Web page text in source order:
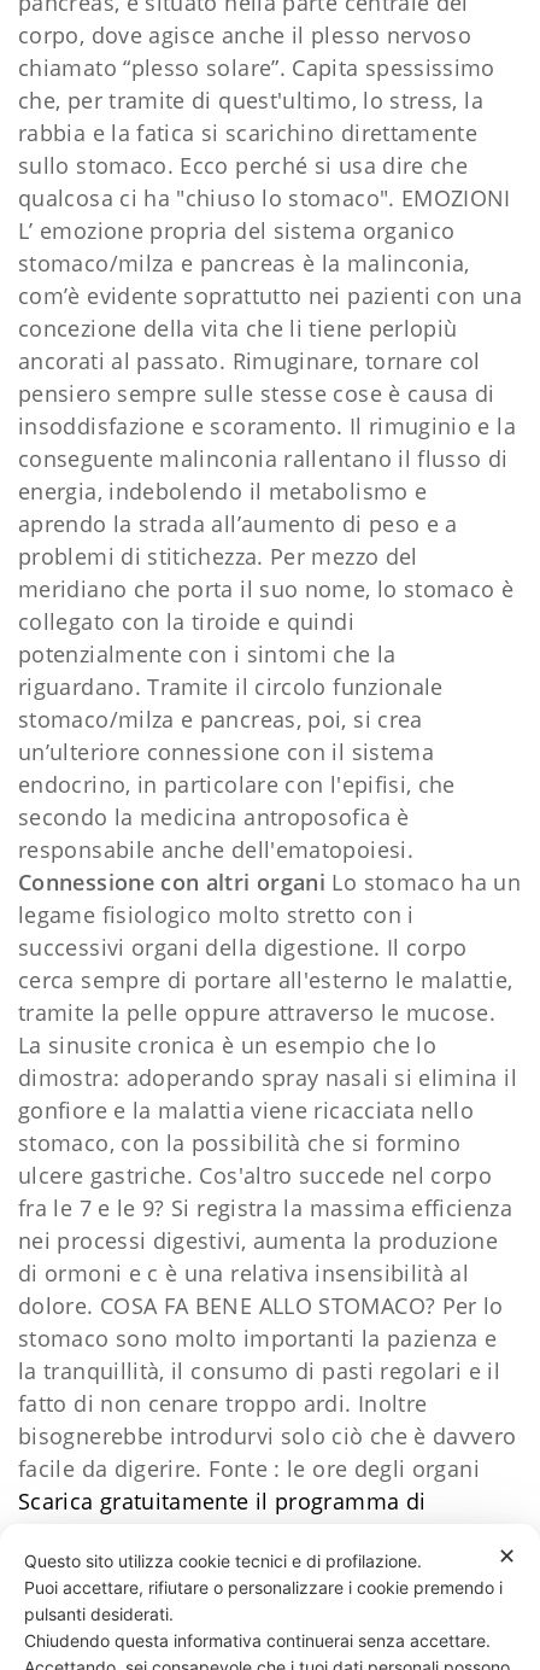
corpo, dove agisce anche il plesso nervoso
chiamato “plesso solare”. Capita spessissimo
che, per tramite di quest'ultimo, lo stress, la
rabbia e la fatica si scarichino direttamente
sullo stomaco. Ecco perché si usa dire che
qualcosa ci ha "chiuso lo stomaco". EMOZIONI
L’ emozione propria del sistema organico
stomaco/milza e pancreas è la malinconia,
com’è evidente soprattutto nei pazienti con una
concezione della vita che li tiene perlopiù
ancorati al passato. Rimuginare, tornare col
pensiero sempre sulle stesse cose è causa di
insoddisfazione e scoramento. Il rimuginio e la
conseguente malinconia rallentano il flusso di
energia, indebolendo il metabolismo e
aprendo la strada all’aumento di peso e a
problemi di stitichezza. Per mezzo del
meridiano che porta il suo nome, lo stomaco è
collegato con la tiroide e quindi
potenzialmente con i sintomi che la
riguardano. Tramite il circolo funzionale
stomaco/milza e pancreas, poi, si crea
un’ulteriore connessione con il sistema
endocrino, in particolare con l'epifisi, che
secondo la medicina antroposofica è
responsabile anche dell'ematopoiesi.
Connessione con altri organi Lo stomaco ha un
legame fisiologico molto stretto con i
successivi organi della digestione. Il corpo
cerca sempre di portare all'esterno le malattie,
tramite la pelle oppure attraverso le mucose.
La sinusite cronica è un esempio che lo
dimostra: adoperando spray nasali si elimina il
gonfiore e la malattia viene ricacciata nello
stomaco, con la possibilità che si formino
ulcere gastriche. Cos'altro succede nel corpo
fra le 7 e le 9? Si registra la massima efficienza
nei processi digestivi, aumenta la produzione
di ormoni e c è una relativa insensibilità al
dolore. COSA FA BENE ALLO STOMACO? Per lo
stomaco sono molto importanti la pazienza e
la tranquillità, il consumo di pasti regolari e il
fatto di non cenare troppo ardi. Inoltre
bisognerebbe introdurvi solo ciò che è davvero
facile da digerire. Fonte : le ore degli organi
Scarica gratuitamente il programma di
38 LIKES
✕
Questo sito utilizza cookie tecnici e di profilazione.
Puoi accettare, rifiutare o personalizzare i cookie premendo i
pulsanti desiderati.
Chiudendo questa informativa continuerai senza accettare.